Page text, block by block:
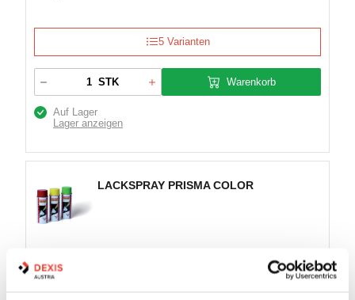
5 Varianten
STK Warenkorb
Auf Lager
Lager anzeigen
LACKSPRAY PRISMA COLOR
EAN: